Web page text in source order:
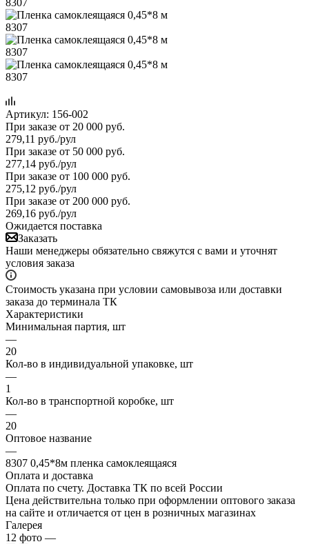
Артикул: 156-002
При заказе от 20 000 руб.
279,11 руб./рул
При заказе от 50 000 руб.
277,14 руб./рул
При заказе от 100 000 руб.
275,12 руб./рул
При заказе от 200 000 руб.
269,16 руб./рул
Ожидается поставка
Заказать
Наши менеджеры обязательно свяжутся с вами и уточнят
условия заказа
Стоимость указана при условии самовывоза или доставки
заказа до терминала ТК
Характеристики
Минимальная партия, шт
—
20
Кол-во в индивидуальной упаковке, шт
—
1
Кол-во в транспортной коробке, шт
—
20
Оптовое название
—
8307 0,45*8м пленка самоклеящаяся
Оплата и доставка
Оплата по счету. Доставка ТК по всей России
Цена действительна только при оформлении оптового заказа
на сайте и отличается от цен в розничных магазинах
Галерея
12 фото —